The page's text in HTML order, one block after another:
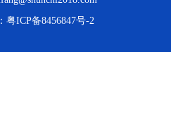
粤ICP备8456847号-2